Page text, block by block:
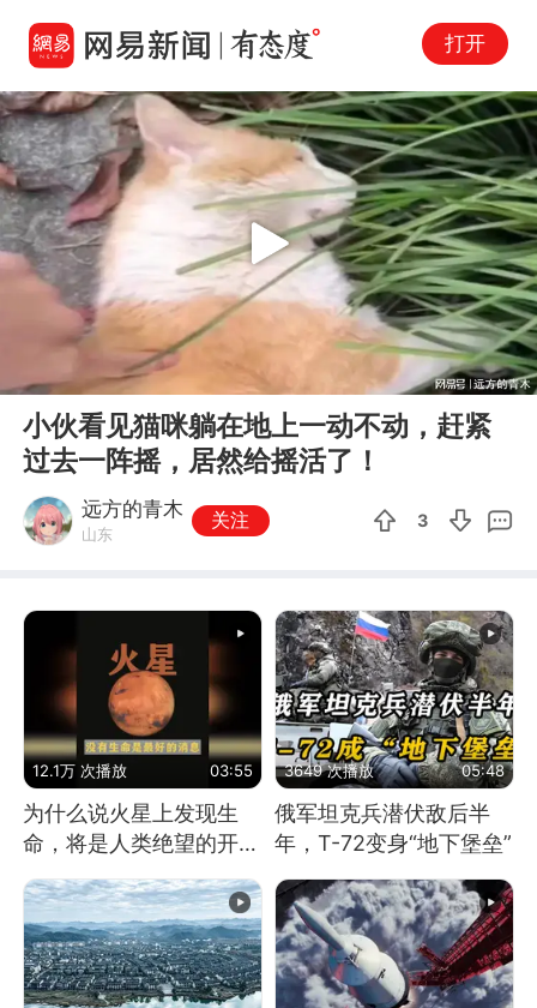
打开
00:22
Play
小伙看见猫咪躺在地上一动不动，赶紧
过去一阵摇，居然给摇活了！
远方的青木
山东
关注 3
12.1万 次播放 03:55
为什么说火星上发现生
命，将是人类绝望的开
始？
3649 次播放 05:48
俄军坦克兵潜伏敌后半
年，T-72变身“地下堡垒”